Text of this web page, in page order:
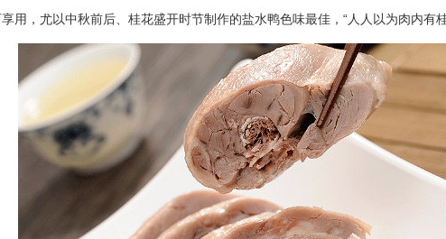
，尤以中秋前后、桂花盛开时节制作的盐水鸭色味最佳，“人人以为肉内有